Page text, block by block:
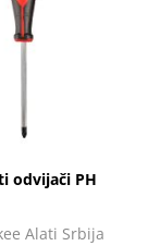
odvijači PH
Alati Srbija